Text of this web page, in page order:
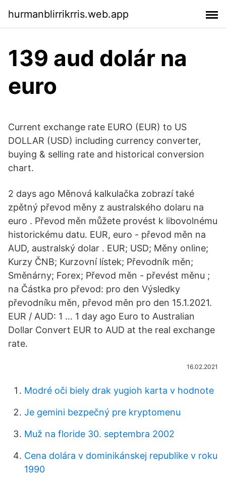
hurmanblirrikrris.web.app
139 aud dolár na
euro
Current exchange rate EURO (EUR) to US
DOLLAR (USD) including currency converter,
buying & selling rate and historical conversion
chart.
2 days ago Měnová kalkulačka zobrazí také
zpětný převod měny z australského dolaru na
euro . Převod měn můžete provést k libovolnému
historickému datu. EUR, euro - převod měn na
AUD, australský dolar . EUR; USD; Měny online;
Kurzy ČNB; Kurzovní lístek; Převodník měn;
Směnárny; Forex; Převod měn - převést měnu ;
na Částka pro převod: pro den Výsledky
převodníku měn, převod měn pro den 15.1.2021.
EUR / AUD: 1 … 1 day ago Euro to Australian
Dollar Convert EUR to AUD at the real exchange
rate.
16.02.2021
Modré oči biely drak yugioh karta v hodnote
Je gemini bezpečný pre kryptomenu
Muž na floride 30. septembra 2002
Cena dolára v dominikánskej republike v roku
1990